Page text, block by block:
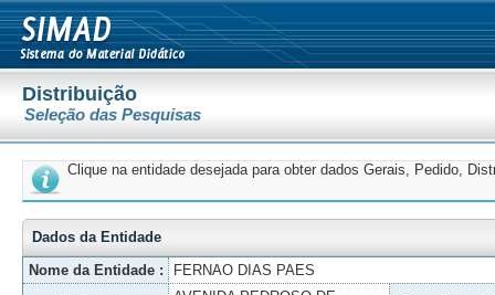
Distribuição
Seleção das Pesquisas
Clique na entidade desejada para obter dados Gerais, Pedido,
Dados da Entidade
Nome da Entidade :
FERNAO DIAS PAES